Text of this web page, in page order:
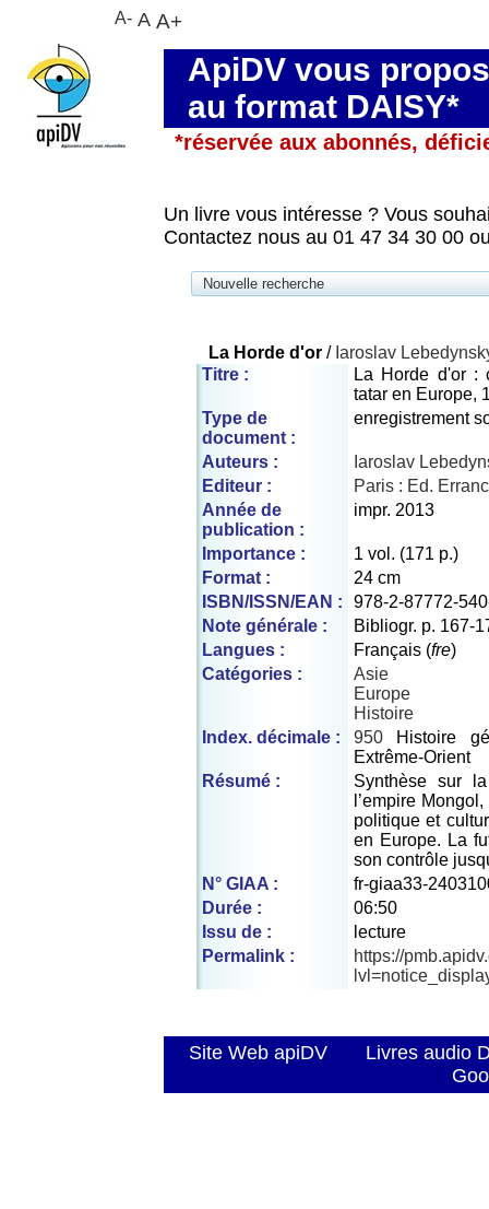
ApiDV vous
au format DAISY*
*réservée aux abonnés,
Un livre vous intéresse ? Vous
Contactez nous au 01 47 34 30 00
Nouvelle recherche
La Horde d'or / Iaroslav
Titre :
La Horde d'or :
tatar en Europe,
Type de
document :
enregistrement
Auteurs :
Iaroslav
Editeur :
Paris : Ed.
Année de
publication :
impr. 2013
Importance :
1 vol. (171 p.)
Format :
24 cm
ISBN/ISSN/EAN :
978-2-87772-
Note générale :
Bibliogr. p. 167-
Langues :
Français (fre)
Catégories :
Asie
Europe
Histoire
Index. décimale :
950
Histoire
Extrême-Orient
Résumé :
Synthèse sur
l’empire
politique et
en Europe. La
son contrôle
N° GIAA :
fr-giaa33-
Durée :
06:50
Issu de :
lecture
Permalink :
https://
Site Web apiDV
Livres audio
A- A A+